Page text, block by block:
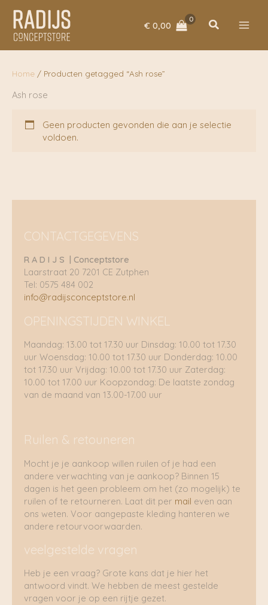
naar
inhoud
€ 0,00 Zoeken
Home / Producten getagged “Ash rose”
Ash rose
Geen producten gevonden die aan je selectie
voldoen.
CONTACTGEGEVENS
R A D I J S | Conceptstore
Laarstraat 20 7201 CE Zutphen
Tel: 0575 484 002
info@radijsconceptstore.nl
OPENINGSTIJDEN WINKEL
Maandag: 13.00 tot 17.30 uur Dinsdag: 10.00 tot 17.30
uur Woensdag: 10.00 tot 17.30 uur Donderdag: 10.00
tot 17.30 uur Vrijdag: 10.00 tot 17.30 uur Zaterdag:
10.00 tot 17.00 uur Koopzondag: De laatste zondag
van de maand van 13.00-17.00 uur
Ruilen & retouneren
Mocht je je aankoop willen ruilen of je had een
andere verwachting van je aankoop? Binnen 15
dagen is het geen probleem om het (zo mogelijk) te
ruilen of te retourneren. Laat dit per mail even aan
ons weten. Voor aangepaste kleding hanteren we
andere retourvoorwaarden.
veelgestelde vragen
Heb je een vraag? Grote kans dat je hier het
antwoord vindt. We hebben de meest gestelde
vragen voor je op een rijtje gezet.